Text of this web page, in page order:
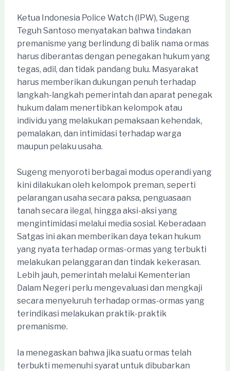
Ketua Indonesia Police Watch (IPW), Sugeng
Teguh Santoso menyatakan bahwa tindakan
premanisme yang berlindung di balik nama ormas
harus diberantas dengan penegakan hukum yang
tegas, adil, dan tidak pandang bulu. Masyarakat
harus memberikan dukungan penuh terhadap
langkah-langkah pemerintah dan aparat penegak
hukum dalam menertibkan kelompok atau
individu yang melakukan pemaksaan kehendak,
pemalakan, dan intimidasi terhadap warga
maupun pelaku usaha.
Sugeng menyoroti berbagai modus operandi yang
kini dilakukan oleh kelompok preman, seperti
pelarangan usaha secara paksa, penguasaan
tanah secara ilegal, hingga aksi-aksi yang
mengintimidasi melalui media sosial. Keberadaan
Satgas ini akan memberikan daya tekan hukum
yang nyata terhadap ormas-ormas yang terbukti
melakukan pelanggaran dan tindak kekerasan.
Lebih jauh, pemerintah melalui Kementerian
Dalam Negeri perlu mengevaluasi dan mengkaji
secara menyeluruh terhadap ormas-ormas yang
terindikasi melakukan praktik-praktik
premanisme.
Ia menegaskan bahwa jika suatu ormas telah
terbukti memenuhi syarat untuk dibubarkan